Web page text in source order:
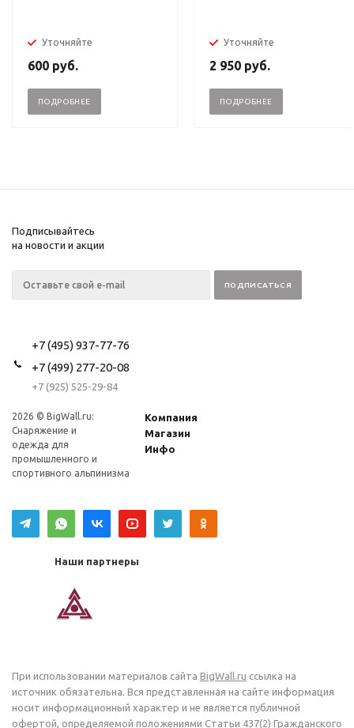
Уточняйте
600 руб.
ПОДРОБНЕЕ
Уточняйте
2 950 руб.
ПОДРОБНЕЕ
Подписывайтесь
на новости и акции
+7 (495) 937-77-76
+7 (499) 277-20-08
+7 (925) 525-29-84
2026 © BigWall.ru:
Снаряжение и
одежда для
промышленного и
спортивного альпинизма
Компания
Магазин
Инфо
Наши партнеры
При использовании материалов сайта BigWall.ru ссылка на
источник обязательна. Вся представленная на сайте информация
носит информационный характер и не является публичной
офертой, определяемой положениями Статьи 437(2) Гражданского